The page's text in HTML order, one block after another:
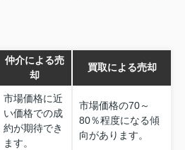
仲介による売
却
買取による売却
市場価格に近
い価格での成
約が期待でき
ます。
市場価格の70～
80％程度になる傾
向があります。